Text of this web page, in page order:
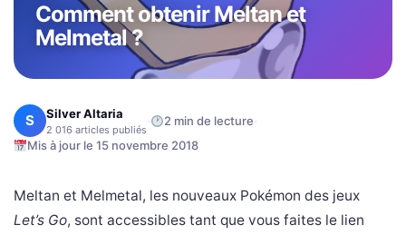
Comment obtenir Meltan et
Melmetal ?
S Silver Altaria
2 016 articles publiés · 2 min de lecture·
Mis à jour le 15 novembre 2018
Meltan et Melmetal, les nouveaux Pokémon des jeux
Let’s Go, sont accessibles tant que vous faites le lien